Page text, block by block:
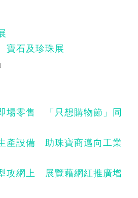
寶石及珍珠展
」
場零售 「只想購物節」同
產設備 助珠寶商邁向工業
攻網上 展覽藉網紅推廣增